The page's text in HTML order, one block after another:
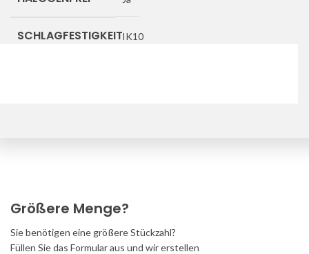
SCHLAGFESTIGKEITIK10
Größere Menge?
Sie benötigen eine größere Stückzahl?
Füllen Sie das Formular aus und wir erstellen